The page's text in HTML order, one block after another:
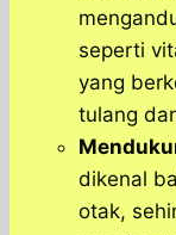
seperti
yang
tulang
dikenal
otak,